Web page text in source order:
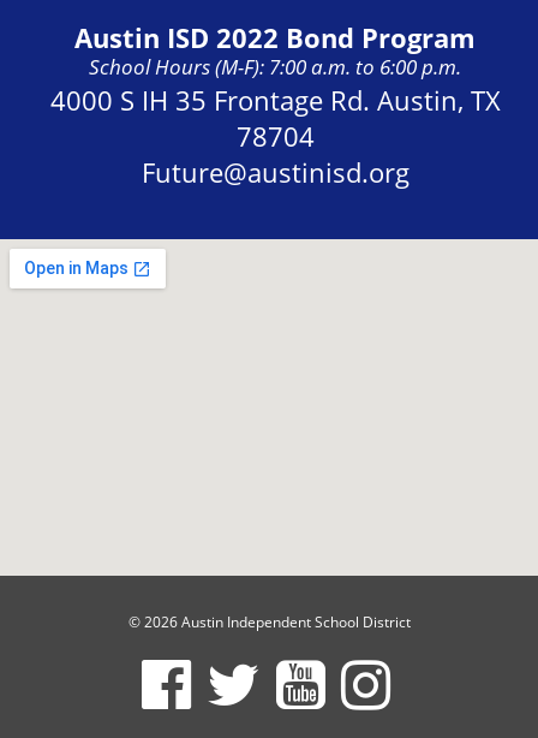
Austin ISD 2022 Bond Program
School Hours (M-F): 7:00 a.m. to 6:00 p.m.
Address:
4000 S IH 35 Frontage Rd. Austin, TX
78704
Future@austinisd.org
© 2026 Austin Independent School District